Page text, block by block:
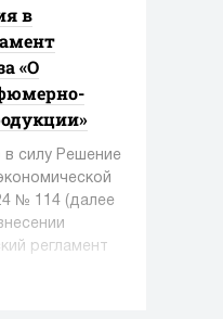
в
«О
в силу Решение
№ 114 (далее
регламент
безопасности